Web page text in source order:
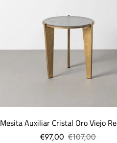
Mesita Auxiliar Cristal Oro Viejo
€97,00 €107,00